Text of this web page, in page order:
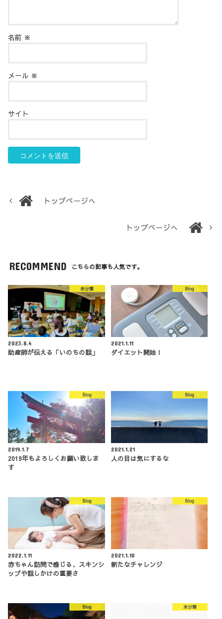
名前 ※
メール ※
サイト
トップページへ
トップページへ
RECOMMEND こちらの記事も人気です。
未分類
2023.8.4
助産師が伝える「いのちの話」
Blog
2021.1.11
ダイエット開始！
Blog
2019.1.7
2019年もよろしくお願い致しま
す
Blog
2021.1.21
人の目は気にするな
Blog
2022.1.11
赤ちゃん訪問で感じる、スキンシ
ップや話しかけの重要さ
Blog
2021.1.10
新たなチャレンジ
Blog 未分類